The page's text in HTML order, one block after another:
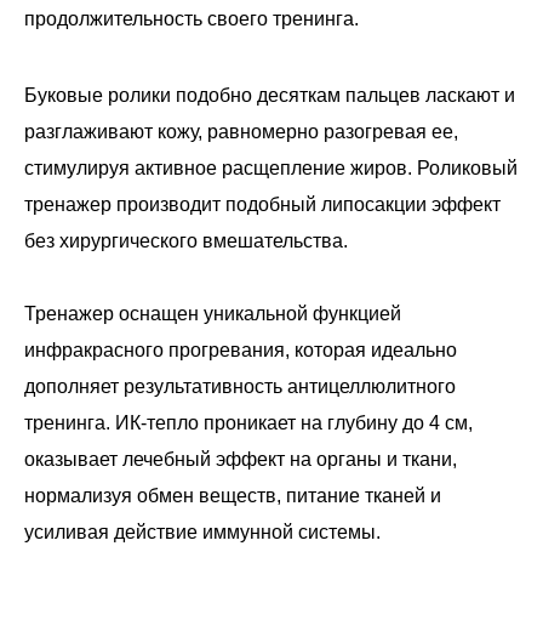
продолжительность своего тренинга.
Буковые ролики подобно десяткам пальцев ласкают и
разглаживают кожу, равномерно разогревая ее,
стимулируя активное расщепление жиров. Роликовый
тренажер производит подобный липосакции эффект
без хирургического вмешательства.
Тренажер оснащен уникальной функцией
инфракрасного прогревания, которая идеально
дополняет результативность антицеллюлитного
тренинга. ИК-тепло проникает на глубину до 4 см,
оказывает лечебный эффект на органы и ткани,
нормализуя обмен веществ, питание тканей и
усиливая действие иммунной системы.